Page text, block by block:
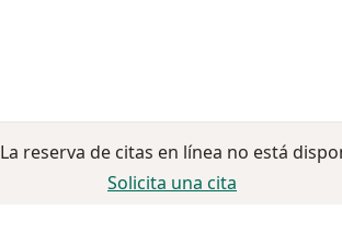
La reserva de citas en línea no está
Solicita una cita